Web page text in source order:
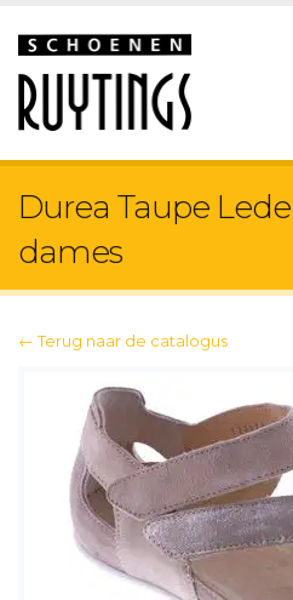
Durea Taupe
dames
← Terug naar de catalogus